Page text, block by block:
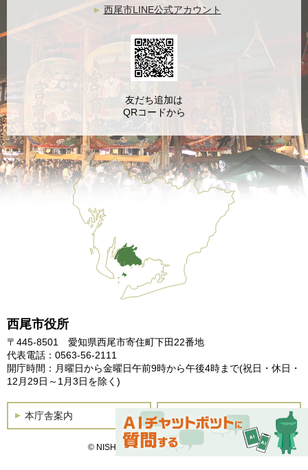
西尾市役所
〒445-8501 愛知県西尾市寄住町下田22番地
代表電話：0563-56-2111
開庁時間：月曜日から金曜日午前9時から午後4時まで(祝日・休日・
12月29日～1月3日を除く)
本庁舎案内 土曜開庁
© NISHIO City, All Rights Reserved.
西尾市LINE公式アカウント
友だち追加は
QRコードから